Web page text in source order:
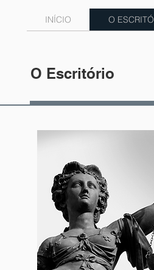
INÍCIO O
O Escritório